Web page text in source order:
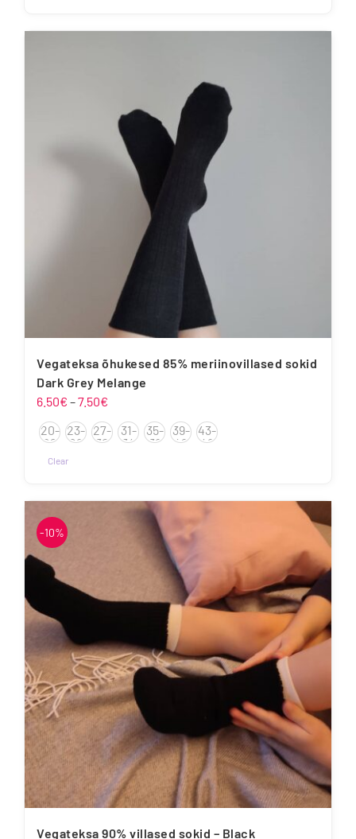
Vegateksa õhukesed 85% meriinovillased sokid
Dark Grey Melange
6.50€ –7.50€
6.50€
kuni
20-
22
23-
26
27-
30
31-
34
35-
38
39-
42
43-
46
Clear
tootel
on
mitu
varianti.
Valikuid
teha
tootelehel.
-10%
Vegateksa 90% villased sokid – Black